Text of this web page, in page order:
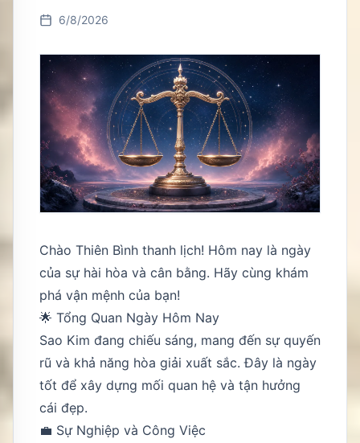
6/8/2026
Chào Thiên Bình thanh lịch! Hôm nay là ngày
của sự hài hòa và cân bằng. Hãy cùng khám
phá vận mệnh của bạn!
🌟 Tổng Quan Ngày Hôm Nay
Sao Kim đang chiếu sáng, mang đến sự quyến
rũ và khả năng hòa giải xuất sắc. Đây là ngày
tốt để xây dựng mối quan hệ và tận hưởng
cái đẹp.
💼 Sự Nghiệp và Công Việc